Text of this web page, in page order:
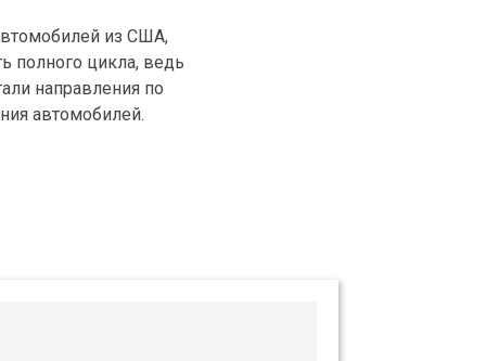
из США,
полного цикла, ведь
направления по
автомобилей.